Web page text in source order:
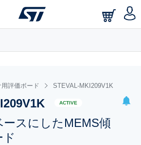
your saved searches.
評価ボード STEVAL-MKI209V1K
ACTIVE
ースにしたMEMS傾